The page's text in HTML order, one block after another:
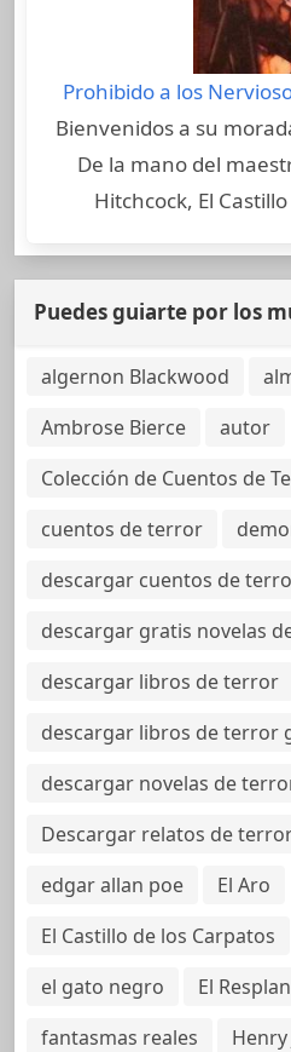
Prohibido a los
Bienvenidos a su
De la mano del
Hitchcock, El
Puedes guiarte por los
algernon Blackwood
Ambrose Bierce
autor
Colección de Cuentos de
cuentos de terror
descargar cuentos de
descargar gratis novelas
descargar libros de terror
descargar libros de terror
descargar novelas de
Descargar relatos de
edgar allan poe
El Aro
El Castillo de los Carpatos
el gato negro
El
fantasmas reales
Henry